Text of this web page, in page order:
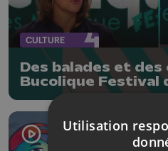
CULTURE
Des balades et
Bucolique Festival
Utilisation